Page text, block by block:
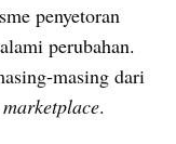
penyetoran
perubahan.
marketplace.